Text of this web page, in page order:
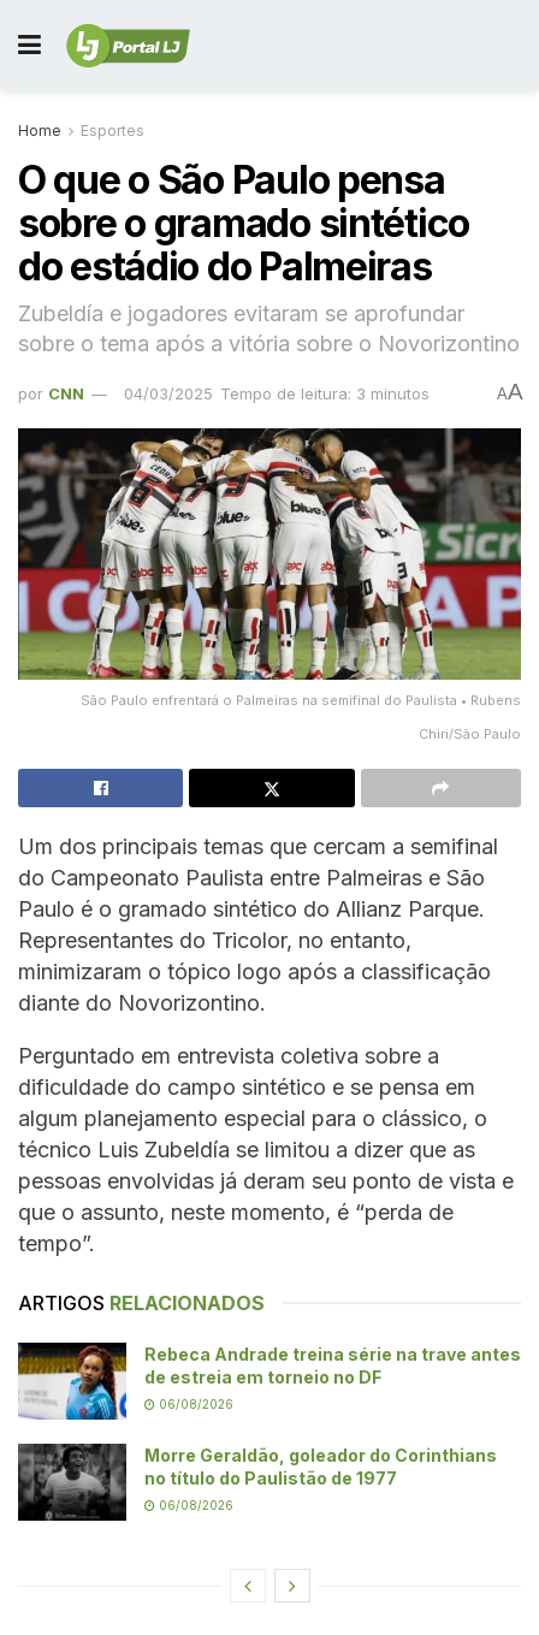
Home Esportes
O que o São Paulo pensa
sobre o gramado sintético
do estádio do Palmeiras
Zubeldía e jogadores evitaram se aprofundar
sobre o tema após a vitória sobre o Novorizontino
por CNN 04/03/2025 Tempo de leitura: 3 minutos AA
São Paulo enfrentará o Palmeiras na semifinal do Paulista • Rubens
Chiri/São Paulo
Um dos principais temas que cercam a semifinal
do Campeonato Paulista entre Palmeiras e São
Paulo é o gramado sintético do Allianz Parque.
Representantes do Tricolor, no entanto,
minimizaram o tópico logo após a classificação
diante do Novorizontino.
Perguntado em entrevista coletiva sobre a
dificuldade do campo sintético e se pensa em
algum planejamento especial para o clássico, o
técnico Luis Zubeldía se limitou a dizer que as
pessoas envolvidas já deram seu ponto de vista e
que o assunto, neste momento, é “perda de
tempo”.
ARTIGOS RELACIONADOS
Rebeca Andrade treina série na trave antes
de estreia em torneio no DF
06/08/2026
Morre Geraldão, goleador do Corinthians
no título do Paulistão de 1977
06/08/2026